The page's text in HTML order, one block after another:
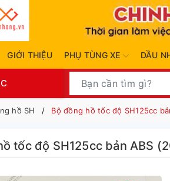
GIỚI THIỆU PHỤ TÙNG XE DẦU
hồ SH Bộ đồng hồ tốc độ SH125cc
tốc độ SH125cc bản ABS